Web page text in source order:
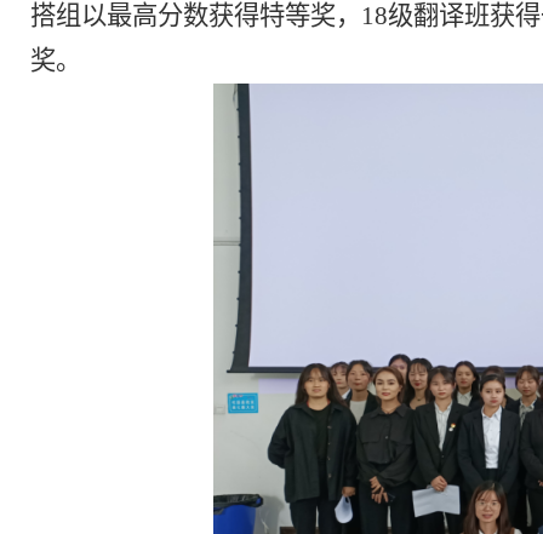
搭组以最高分数获得特等奖， 18级翻译班获
奖。